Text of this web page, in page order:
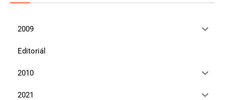
2009
Editoriál
2010
2021